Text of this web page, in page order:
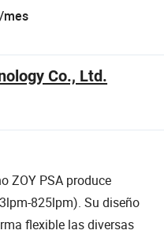
mes
Co., Ltd.
ZOY PSA produce
825lpm). Su diseño
flexible las diversas